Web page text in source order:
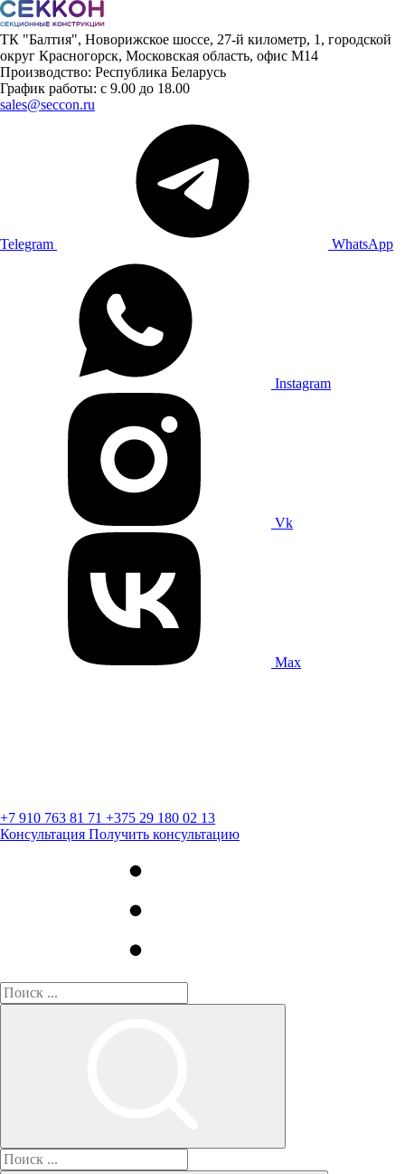
ТК "Балтия", Новорижское шоссе, 27-й километр, 1, городской
округ Красногорск, Московская область, офис М14
Производство: Республика Беларусь
График работы: с 9.00 до 18.00
sales@seccon.ru
Telegram WhatsApp
Instagram
Vk
Max
+7 910 763 81 71 +375 29 180 02 13
Консультация Получить консультацию